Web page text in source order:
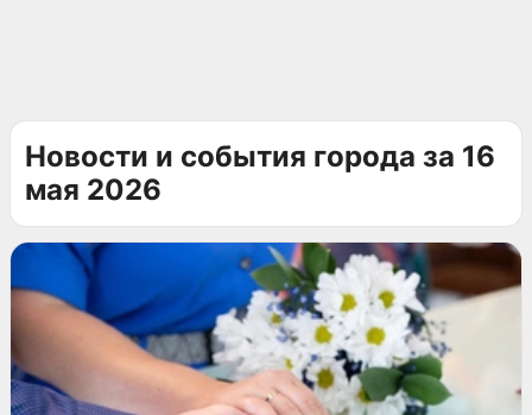
Новости и события города за 16
мая 2026